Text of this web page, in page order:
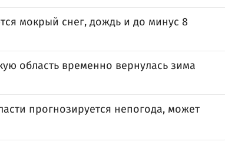
мокрый снег, дождь и до минус 8
область временно вернулась зима
прогнозируется непогода, может